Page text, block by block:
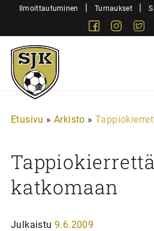
SiirryIlmoittautuminen | Turnaukset |
Facebook
Sjk-
Juniorit
Etusivu » Arkisto »
Tappiokierrettä
katkomaan
Julkaistu 9.6.2009